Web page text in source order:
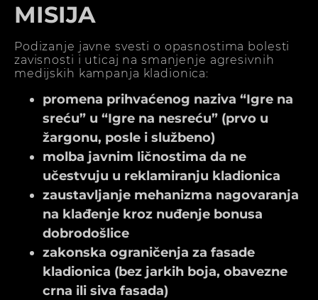
MISIJA
Podizanje javne svesti o opasnostima bolesti
zavisnosti i uticaj na smanjenje agresivnih
medijskih kampanja kladionica:
promena prihvaćenog naziva “Igre na
sreću” u “Igre na nesreću” (prvo u
žargonu, posle i službeno)
molba javnim ličnostima da ne
učestvuju u reklamiranju kladionica
zaustavljanje mehanizma nagovaranja
na klađenje kroz nuđenje bonusa
dobrodošlice
zakonska ograničenja za fasade
kladionica (bez jarkih boja, obavezne
crna ili siva fasada)